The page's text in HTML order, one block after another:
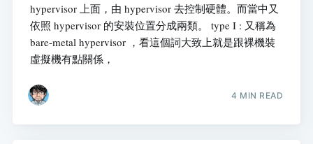
hypervisor 上面，由 hypervisor 去控制硬體。而當中又
依照 hypervisor 的安裝位置分成兩類。 type I : 又稱為
bare-metal hypervisor ，看這個詞大致上就是跟裸機裝
虛擬機有點關係，
4 MIN READ